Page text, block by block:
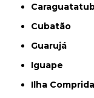
Cubatão
Guarujá
Iguape
Ilha Comprida